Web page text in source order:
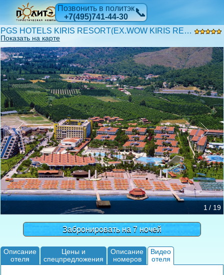
Позвонить в политэк
+7(495)741-44-30
📞
PGS HOTELS KIRIS RESORT(EX.WOW KIRIS RESORT) 5*
Показать на карте
1 / 19
Забронировать на 7 ночей
Описание
отеля
Цены и
спецпредложения
Описание
номеров
Видео
отеля